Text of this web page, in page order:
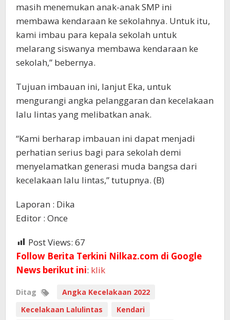
masih menemukan anak-anak SMP ini
membawa kendaraan ke sekolahnya. Untuk itu,
kami imbau para kepala sekolah untuk
melarang siswanya membawa kendaraan ke
sekolah,” bebernya.
Tujuan imbauan ini, lanjut Eka, untuk
mengurangi angka pelanggaran dan kecelakaan
lalu lintas yang melibatkan anak.
“Kami berharap imbauan ini dapat menjadi
perhatian serius bagi para sekolah demi
menyelamatkan generasi muda bangsa dari
kecelakaan lalu lintas,” tutupnya. (B)
Laporan : Dika
Editor : Once
Post Views: 67
Follow Berita Terkini Nilkaz.com di Google
News berikut ini: klik
Ditag
Angka Kecelakaan 2022
Kecelakaan Lalulintas
Kendari